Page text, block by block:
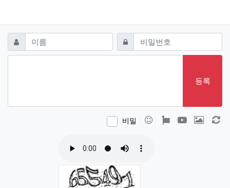
댓글쓰기
이름 필수 비밀번호필수
등록
비밀 이모티콘폰트어썸
동영상 이미지